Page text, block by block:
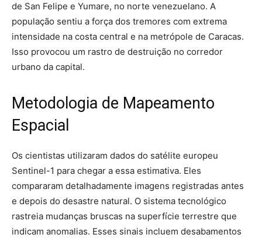
de San Felipe e Yumare, no norte venezuelano. A
população sentiu a força dos tremores com extrema
intensidade na costa central e na metrópole de Caracas.
Isso provocou um rastro de destruição no corredor
urbano da capital.
Metodologia de Mapeamento
Espacial
Os cientistas utilizaram dados do satélite europeu
Sentinel-1 para chegar a essa estimativa. Eles
compararam detalhadamente imagens registradas antes
e depois do desastre natural. O sistema tecnológico
rastreia mudanças bruscas na superfície terrestre que
indicam anomalias. Esses sinais incluem desabamentos